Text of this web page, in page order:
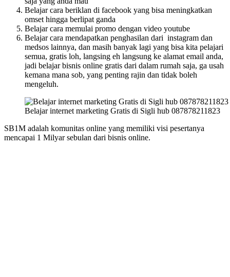
Belajar cara beriklan di facebook yang bisa meningkatkan
omset hingga berlipat ganda
Belajar cara memulai promo dengan video youtube
Belajar cara mendapatkan penghasilan dari instagram dan
medsos lainnya, dan masih banyak lagi yang bisa kita pelajari
semua, gratis loh, langsing eh langsung ke alamat email anda,
jadi belajar bisnis online gratis dari dalam rumah saja, ga usah
kemana mana sob, yang penting rajin dan tidak boleh
mengeluh.
Belajar internet marketing Gratis di Sigli hub 087878211823
SB1M adalah komunitas online yang memiliki visi pesertanya
mencapai 1 Milyar sebulan dari bisnis online.